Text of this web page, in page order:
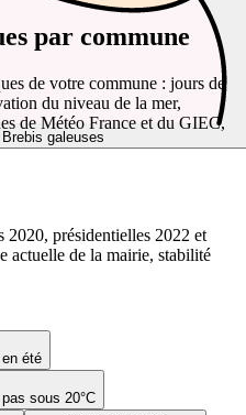
Brebis galeuses
été
sous 20°C
par commune
de votre commune : jours de
du niveau de la mer,
de Météo France et du GIEC,
2020, présidentielles 2022 et
actuelle de la mairie, stabilité